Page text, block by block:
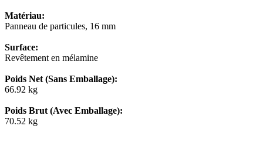
Matériau:
Panneau de particules, 16 mm
Surface:
Revêtement en mélamine
Poids Net (Sans Emballage):
66.92 kg
Poids Brut (Avec Emballage):
70.52 kg